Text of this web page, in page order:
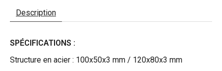
Description
SPÉCIFICATIONS :
Structure en acier : 100x50x3 mm / 120x80x3 mm